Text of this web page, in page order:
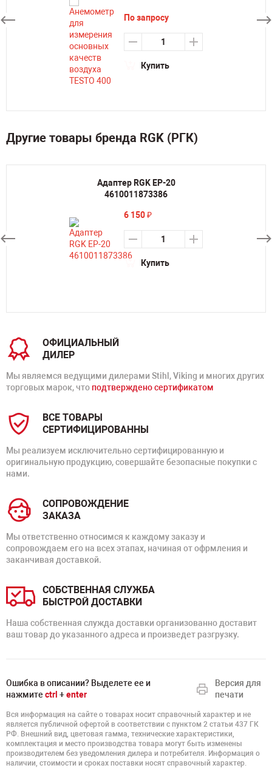
По запросу
Купить
Другие товары бренда RGK (РГК)
Адаптер RGK EP-20
4610011873386
6 150₽
Купить
ОФИЦИАЛЬНЫЙ
ДИЛЕР
Мы являемся ведущими дилерами Stihl, Viking и многих других
торговых марок, что подтверждено сертификатом
ВСЕ ТОВАРЫ
СЕРТИФИЦИРОВАННЫ
Мы реализуем исключительно сертифицированную и
оригинальную продукцию, совершайте безопасные покупки с
нами.
СОПРОВОЖДЕНИЕ
ЗАКАЗА
Мы ответственно относимся к каждому заказу и
сопровождаем его на всех этапах, начиная от офрмления и
заканчивая доставкой.
СОБСТВЕННАЯ СЛУЖБА
БЫСТРОЙ ДОСТАВКИ
Наша собственная служда доставки организованно доставит
ваш товар до указанного адреса и произведет разгрузку.
Ошибка в описании? Выделете ее и
нажмите ctrl +enter
Версия для
печати
Вся информация на сайте о товарах носит справочный характер и не
является публичной офертой в соответствии с пунктом 2 статьи 437 ГК
РФ. Внешний вид, цветовая гамма, технические характеристики,
комплектация и место производства товара могут быть изменены
производителем без уведомления дилера и потребителя. Информация о
наличии, стоимости и сроках поставки носят справочный характер.